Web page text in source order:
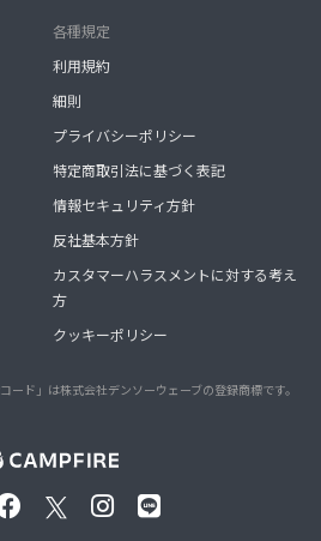
各種規定
利用規約
細則
プライバシーポリシー
特定商取引法に基づく表記
情報セキュリティ方針
反社基本方針
カスタマーハラスメントに対する考え
方
クッキーポリシー
コード」は株式会社デンソーウェーブの登録商標です。